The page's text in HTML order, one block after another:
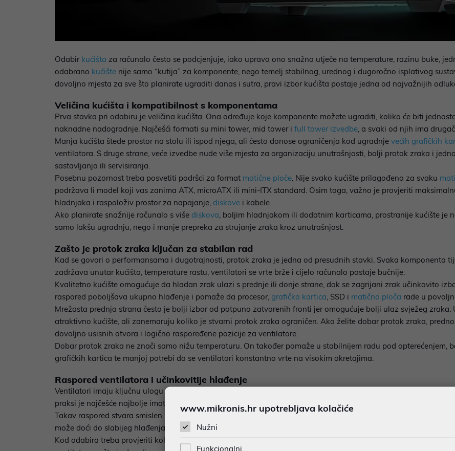
Odabir kućišta za računalo često se podcjenjuje, iako upravo ono snažno utječe na temperature, razinu buke,
odabrano kućište nije samo “kutija” za komponente, nego temelj stabilnog, urednog i dugoročno isplativog
dovoljno mjesta za sve što planirate ugraditi danas i sutra, pravi izbor kućišta postaje jedna od najvažnijih
Veličina kućišta i kompatibilnost s komponentama
Prva stavka pri odabiru je veličina kućišta. Ona određuje koje komponente možete ugraditi, koliko će biti
naknadne nadogradnje. Najčešći formati su mini tower, mid tower i full tower izvedbe, a svaki od njih ima
Manja kućišta štede prostor na stolu ili ispod njega, ali često donose ograničenja kod ugradnje većih grafičkih
ventilatora. S druge strane, veće izvedbe nude više mjesta za organizaciju unutrašnjosti, bolji protok zraka i
sastavljanja ili servisiranja.
Posebnu pozornost treba posvetiti podršci za format matične ploče. Nije svako kućište prilagođeno za svaku
podržava li model koji vas zanima ATX, microATX ili mini-ITX standard. Osim toga, važno je provjeriti
hladnjaka i raspoloživ prostor za napajanje, diskove i kabele.
Ako planirate snažnije računalo s više diskova, boljim hladnjakom ili dodatnim karticama, prostranije kućište je
samo lakšu ugradnju, nego i manje prepreka za strujanje zraka kroz unutrašnjost.
Zašto je protok zraka ključan za stabilan rad
Kad se govori o performansama i dugotrajnosti, protok zraka je jedna od presudnih stavki. Svaka komponenta
zadržava unutar kućišta, temperature rastu, ventilatori se vrte brže i cijelo računalo postaje bučnije.
Kvalitetno kućište omogućuje da hladan zrak ulazi s prednje ili donje strane, dok se zagrijani zrak učinkovito
raspored poboljšava ukupno hlađenje i pomaže da procesor, grafička kartica, SSD i matična ploča rade u
Mrežasta prednja strana često je bolji izbor od potpuno zatvorenih fronti jer omogućuje bolji ulaz svježeg zraka.
atraktivno kućište, ali zanemaruju koliko je stvarni protok zraka ograničen. Ako želite dobar protok zraka,
dovoljno usisnih otvora i logično raspoređene pozicije za ventilatore.
Dobar protok zraka ne znači samo nižu temperaturu. On također pomaže u stabilnijem radu pod opterećenjem,
grafičkih kartica te manjoj potrebi da se ventilatori konstantno vrte na visokim okretajima.
Raspored ventilatora i učinkovitije hlađenje
Ventilatori imaju ključnu ulogu u tome kako se zrak kreće kroz kućište. Nije dovoljno samo imati više
praksi je najčešće najbolje imati prednje ventilatore koji uvlače svjež zrak te stražnji i gornje ventilatore koji
Takav raspored stvara smislen protok i smanjuje stvaranje toplih džepova unutar kućišta. Ako je unutrašnjost
može doći do slabijeg hlađenja unatoč većem broju ugrađenih jedinica.
Kod odabira treba provjeriti koliko ventilatora kućište dolazi tvornički ugrađeno i koliko ih ukupno podržava.
www.mikronis.hr upotrebljava kolačiće
Nužni
Funkcionalni